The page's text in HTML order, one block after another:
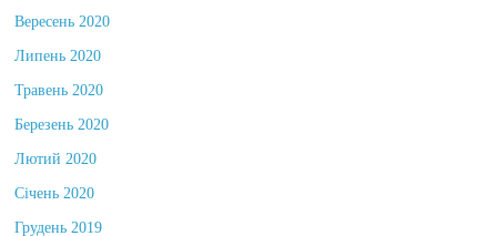
Вересень 2020
Липень 2020
Травень 2020
Березень 2020
Лютий 2020
Січень 2020
Грудень 2019